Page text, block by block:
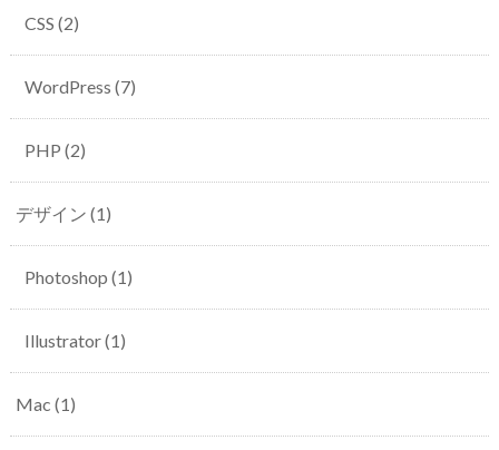
CSS (2)
WordPress (7)
PHP (2)
デザイン (1)
Photoshop (1)
Illustrator(1)
Mac (1)